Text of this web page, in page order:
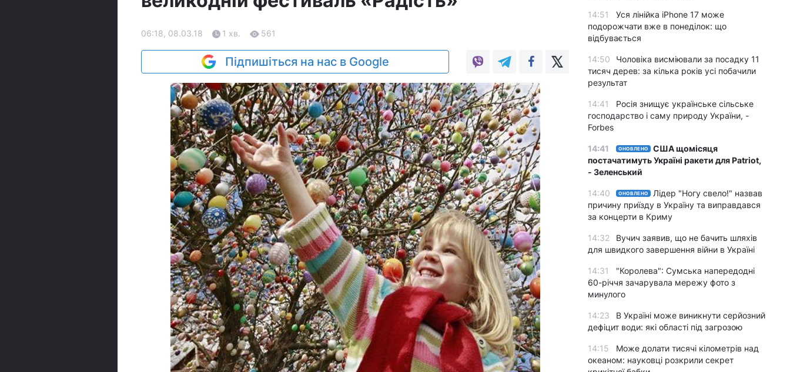
06:18, 08.03.18 1 хв. 561
Підпишіться на нас в Google
14:51
Уся лінійка iPhone 17 може
подорожчати вже в понеділок: що
відбувається
14:50
Чоловіка висміювали за посадку 11
тисяч дерев: за кілька років усі побачили
результат
14:41
Росія знищує українське сільське
господарство і саму природу України, -
Forbes
14:41 ОНОВЛЕНО
США щомісяця
постачатимуть Україні ракети для Patriot,
- Зеленський
14:40 ОНОВЛЕНО
Лідер "Ногу свело!" назвав
причину приїзду в Україну та виправдався
за концерти в Криму
14:32
Вучич заявив, що не бачить шляхів
для швидкого завершення війни в Україні
14:31
"Королева": Сумська напередодні
60-річчя зачарувала мережу фото з
минулого
14:23
В Україні може виникнути серйозний
дефіцит води: які області під загрозою
14:15
Може долати тисячі кілометрів над
океаном: науковці розкрили секрет